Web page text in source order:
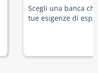
Scegli una banca
tue esigenze di